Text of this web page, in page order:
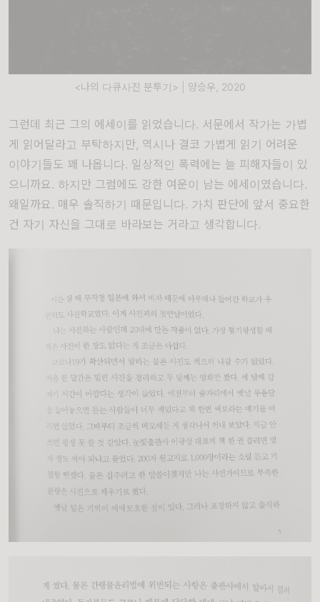
<나의 다큐사진 분투기> | 양승우, 2020
그런데 최근 그의 에세이를 읽었습니다. 서문에서 작가는 가볍
게 읽어달라고 부탁하지만, 역시나 결코 가볍게 읽기 어려운
이야기들도 꽤 나옵니다. 일상적인 폭력에는 늘 피해자들이 있
으니까요. 하지만 그럼에도 강한 여운이 남는 에세이였습니다.
왜일까요. 매우 솔직하기 때문입니다. 가치 판단에 앞서 중요한
건 자기 자신을 그대로 바라보는 거라고 생각합니다.